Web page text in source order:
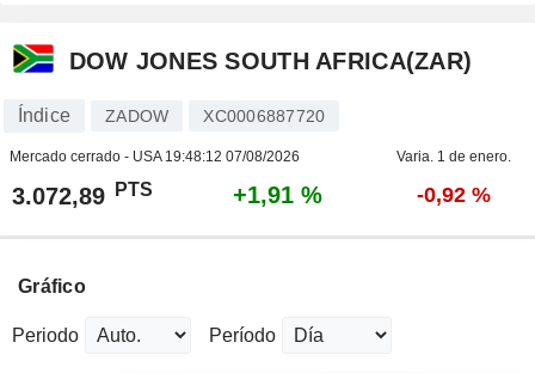
DOW JONES SOUTH AFRICA(ZAR)
Índice ZADOW XC0006887720
Mercado cerrado - USA 19:48:12 07/08/2026 Varia. 1 de enero.
3.072,89 PTS +1,91 % -0,92 %
Gráfico
Periodo Período